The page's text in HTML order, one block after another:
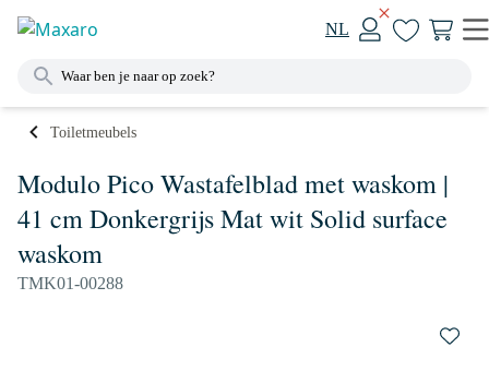
NL
Toiletmeubels
Modulo Pico Wastafelblad met waskom |
41 cm Donkergrijs Mat wit Solid surface
waskom
TMK01-00288